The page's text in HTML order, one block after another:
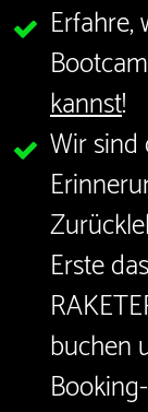
Erfahre,
kannst!
Wir
Erste
buchen